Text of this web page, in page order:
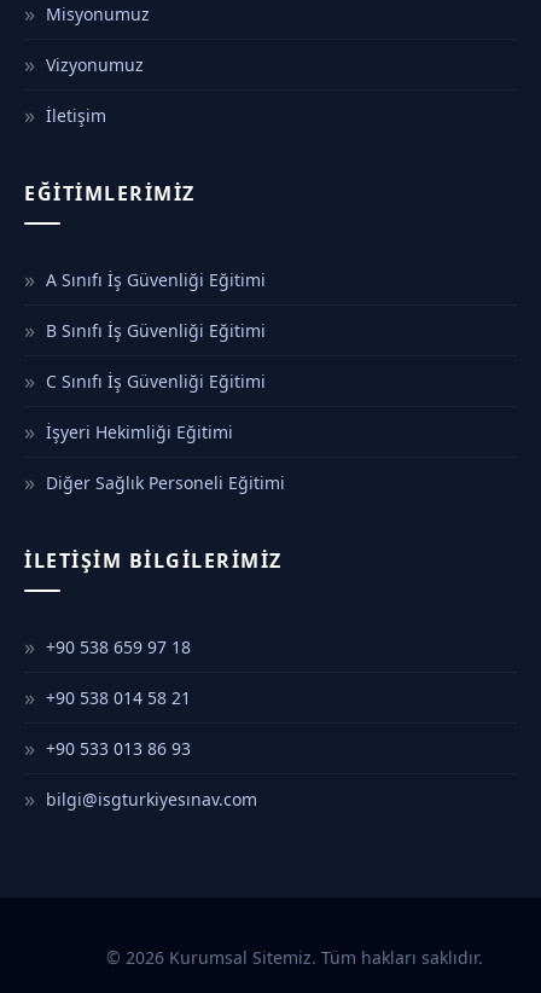
Misyonumuz
Vizyonumuz
İletişim
EĞITIMLERIMIZ
A Sınıfı İş Güvenliği Eğitimi
B Sınıfı İş Güvenliği Eğitimi
C Sınıfı İş Güvenliği Eğitimi
İşyeri Hekimliği Eğitimi
Diğer Sağlık Personeli Eğitimi
İLETIŞIM BILGILERIMIZ
+90 538 659 97 18
+90 538 014 58 21
+90 533 013 86 93
bilgi@isgturkiyesınav.com
© 2026 Kurumsal Sitemiz. Tüm hakları saklıdır.